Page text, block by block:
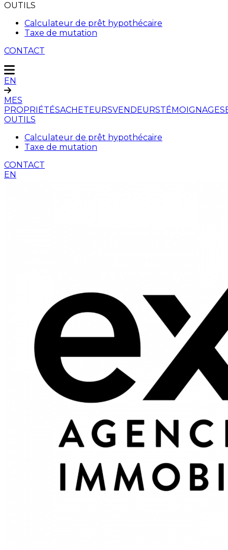
OUTILS
Calculateur de prêt hypothécaire
Taxe de mutation
CONTACT
EN
MES
PROPRIÉTÉSACHETEURSVENDEURSTÉMOIGNAGES
OUTILS
Calculateur de prêt hypothécaire
Taxe de mutation
CONTACT
EN